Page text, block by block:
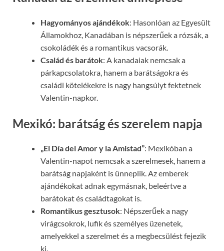
Hagyományos ajándékok: Hasonlóan az Egyesült
Államokhoz, Kanadában is népszerűek a rózsák, a
csokoládék és a romantikus vacsorák.
Család és barátok: A kanadaiak nemcsak a
párkapcsolatokra, hanem a barátságokra és
családi kötelékekre is nagy hangsúlyt fektetnek
Valentin-napkor.
Mexikó: barátság és szerelem napja
„El Día del Amor y la Amistad”: Mexikóban a
Valentin-napot nemcsak a szerelmesek, hanem a
barátság napjaként is ünneplik. Az emberek
ajándékokat adnak egymásnak, beleértve a
barátokat és családtagokat is.
Romantikus gesztusok: Népszerűek a nagy
virágcsokrok, lufik és személyes üzenetek,
amelyekkel a szerelmet és a megbecsülést fejezik
ki.